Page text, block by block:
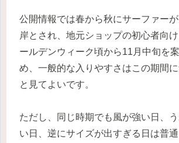
公開情報では春から秋にサーファー
岸とされ、地元ショップの初心者向
ールデンウィーク頃から11月中旬を
め、一般的な入りやすさはこの期間
と見てよいです。
ただし、同じ時期でも風が強い日、
い日、逆にサイズが出すぎる日は普通